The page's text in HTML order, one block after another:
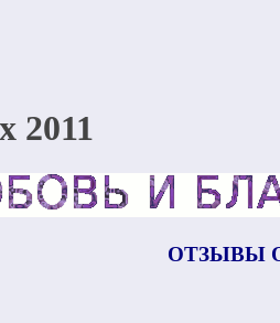
2011
ОТЗЫВЫ